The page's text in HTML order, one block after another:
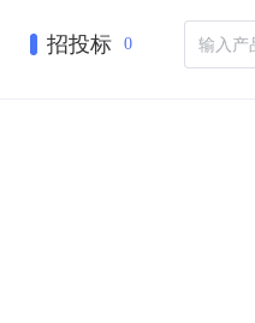
招投标 0